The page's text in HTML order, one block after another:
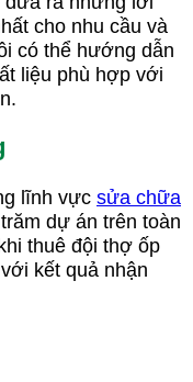
cho nhu cầu và
có thể hướng dẫn
liệu phù hợp với
lĩnh vực sửa chữa
dự án trên toàn
thuê đội thợ ốp
kết quả nhận